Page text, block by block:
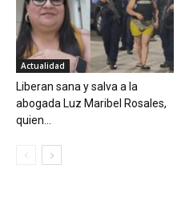
Actualidad
Liberan sana y salva a la
abogada Luz Maribel Rosales,
quien...